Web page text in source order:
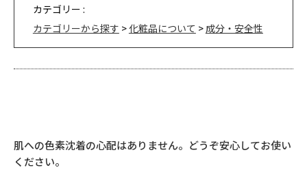
カテゴリー :
カテゴリーから探す >化粧品について > 成分・安全性
肌への色素沈着の心配はありません。どうぞ安心してお使い
ください。